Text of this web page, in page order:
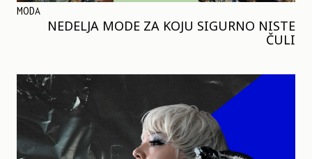
MODA
NEDELJA MODE ZA KOJU SIGURNO NISTE
ČULI